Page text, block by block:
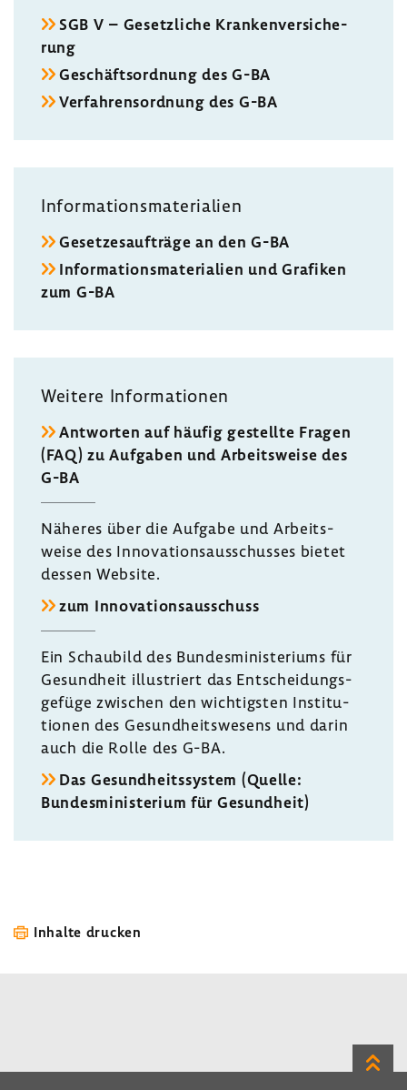
SGB V – Gesetz­liche Kran­ken­ver­si­che­
rung
Geschäfts­ord­nung des G-BA
Verfah­rens­ord­nung des G-BA
Infor­ma­ti­ons­ma­te­ria­lien
Geset­zes­auf­träge an den G-BA
Infor­ma­ti­ons­ma­te­ria­lien und Grafiken
zum G-BA
Weitere Infor­ma­tionen
Antworten auf häufig gestellte Fragen
(FAQ) zu Aufgaben und Arbeits­weise des
G-BA
Näheres über die Aufgabe und Arbeits­
weise des Inno­va­ti­ons­aus­schusses bietet
dessen Website.
zum Inno­va­ti­ons­aus­schuss
Ein Schau­bild des Bundes­mi­nis­te­riums für
Gesund­heit illus­triert das Entschei­dungs­
ge­füge zwischen den wich­tigsten Insti­tu­
tionen des Gesund­heits­we­sens und darin
auch die Rolle des G-BA.
Das Gesund­heits­system (Quelle:
Bundes­mi­nis­te­rium für Gesund­heit)
Inhalte drucken
Zum